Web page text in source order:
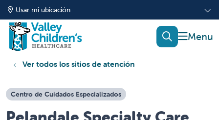
Usar mi ubicación
mostrar
buscar
Ver todos los sitios de atención
Centro de Cuidados Especializados